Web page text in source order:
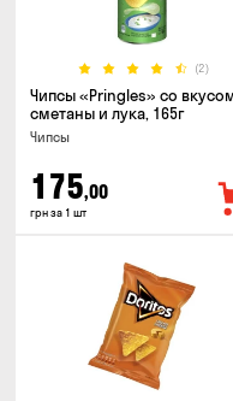
(2)
Чипсы «Pringles» со
сметаны и лука, 165г
Чипсы
175,00
грн за 1 шт